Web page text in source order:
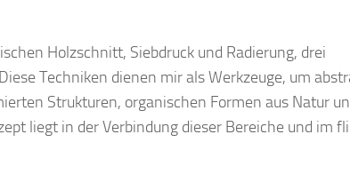
Holzschnitt, Siebdruck und Radierung, drei
Techniken dienen mir als Werkzeuge, um
Strukturen, organischen Formen aus Natur
liegt in der Verbindung dieser Bereiche und im